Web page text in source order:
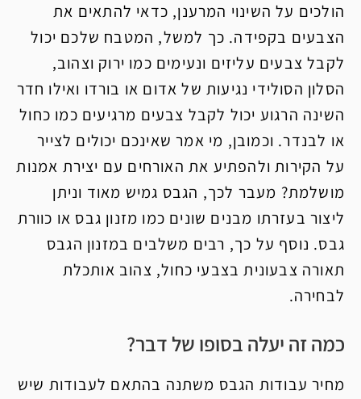
הולכים על השינוי המרענן, כדאי להתאים את
הצבעים בקפידה. כך למשל, המטבח שלכם יכול
לקבל צבעים עליזים ונעימים כמו ירוק וצהוב,
הסלון הסולידי נגיעות של אדום או בורדו ואילו חדר
השינה הרגוע יכול לקבל צבעים מרגיעים כמו כחול
או לבנדר. וכמובן, מי אמר שאינכם יכולים לצייר
על הקירות ולהפתיע את האורחים עם יצירת אמנות
מושלמת? מעבר לכך, הגבס גמיש מאוד וניתן
ליצור בעזרתו מבנים שונים כמו מזנון גבס או כוורת
גבס. נוסף על כך, רבים משלבים במזנון הגבס
תאורה צבעונית בצבעי כחול, צהוב אותכלת
לבחירה.
כמה זה יעלה בסופו של דבר?
מחיר עבודות הגבס משתנה בהתאם לעבודות שיש